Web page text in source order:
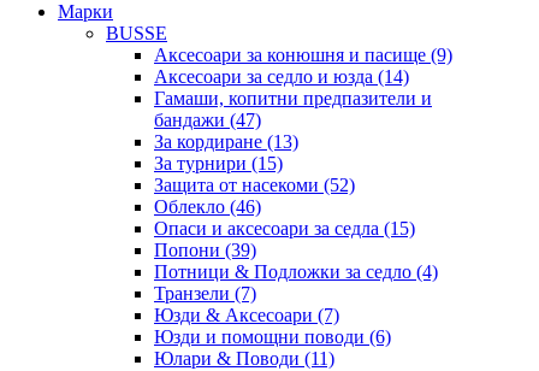
Марки
BUSSE
Аксесоари за конюшня и пасище (9)
Аксесоари за седло и юзда (14)
Гамаши, копитни предпазители и
бандажи (47)
За кордиране (13)
За турнири (15)
Защита от насекоми (52)
Облекло (46)
Опаси и аксесоари за седла (15)
Попони (39)
Потници & Подложки за седло (4)
Транзели (7)
Юзди & Аксесоари (7)
Юзди и помощни поводи (6)
Юлари & Поводи (11)